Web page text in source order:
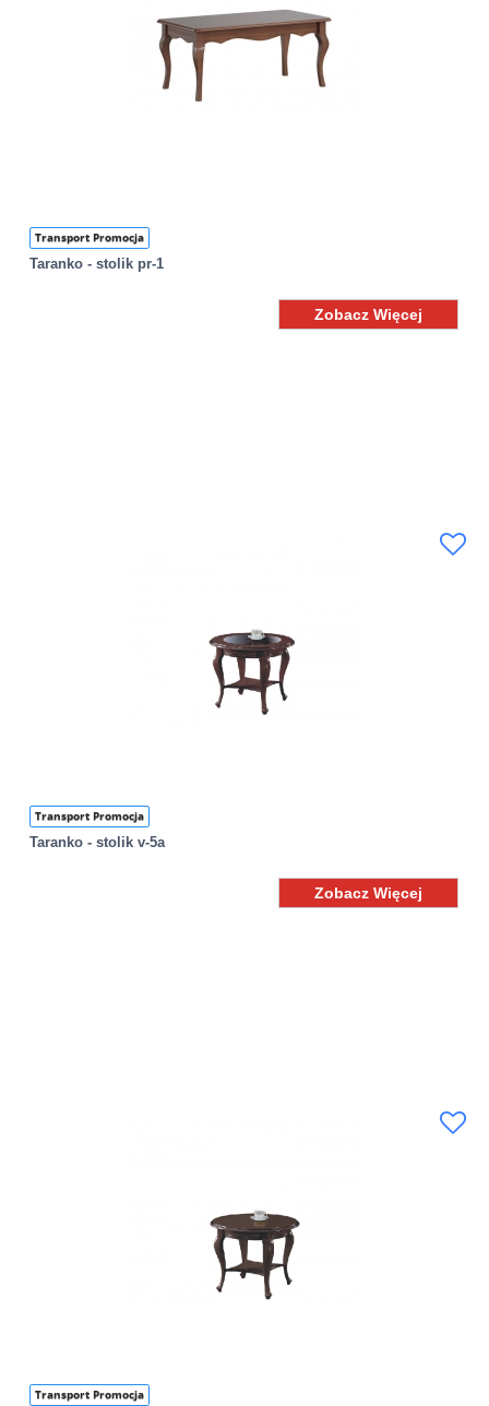
Transport Promocja
Taranko - stolik pr-1
Zobacz Więcej
Transport Promocja
Taranko - stolik v-5a
Zobacz Więcej
Transport Promocja